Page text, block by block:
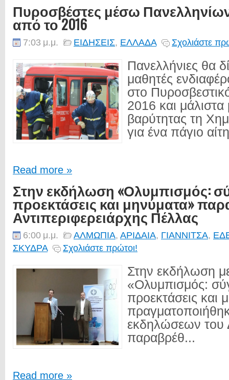
Πυροσβέστες μέσω
από το 2016
7:03 μ.μ. ΕΙΔΗΣΕΙΣ, ΕΛΛΑΔΑ Σχολιάστε
Πανελλήνιες θα
μαθητές
στο
2016 και
βαρύτητας τη
για ένα πάγιο
Read more »
Στην εκδήλωση «Ολυμπισμός:
προεκτάσεις και μηνύματα»
Αντιπεριφερειάρχης Πέλλας
6:00 μ.μ. ΑΛΜΩΠΙΑ, ΑΡΙΔΑΙΑ, ΓΙΑΝΝΙΤΣΑ,
ΣΚΥΔΡΑ
Σχολιάστε πρώτοι!
Στην εκδήλωση
«Ολυμπισμός:
προεκτάσεις και
εκδηλώσεων του
παραβρέθ...
Read more »